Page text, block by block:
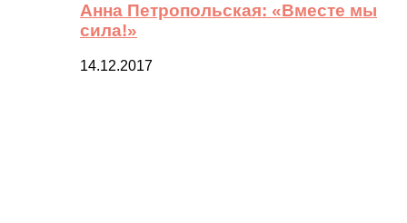
Анна Петропольская: «Вместе мы
сила!»
14.12.2017